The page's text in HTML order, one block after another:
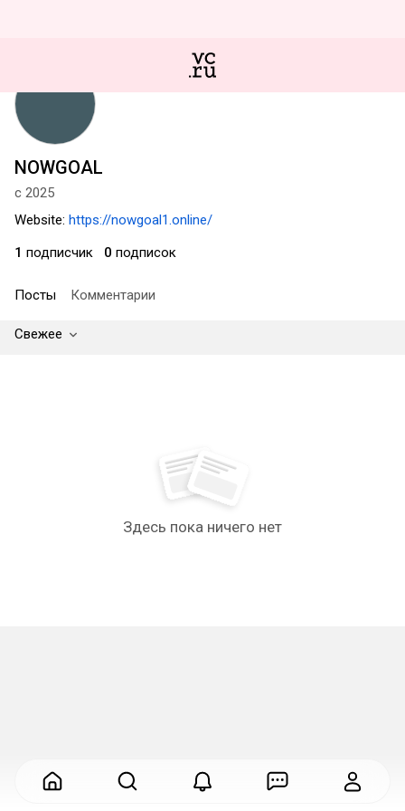
NOWGOAL
с 2025
Website: https://nowgoal1.online/
1 подписчик 0 подписок
Посты Комментарии
Свежее
Здесь пока ничего нет